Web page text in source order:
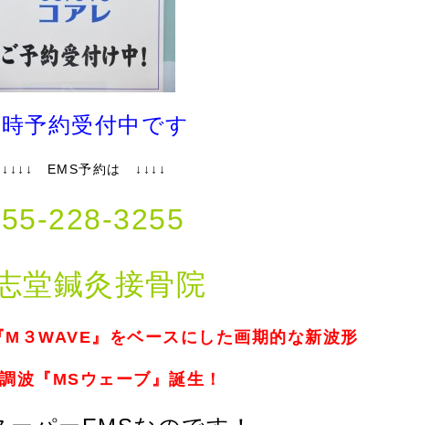
予約受付中です
↓↓↓↓ EMS予約は ↓↓↓↓
228-3255
堂鍼灸接骨院
３WAVE』をベースにした画期的な新波形
波『MSウェーブ』誕生！